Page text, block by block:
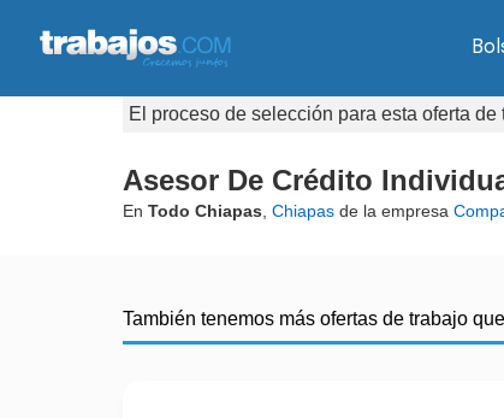
El proceso de selección para esta oferta
Asesor De Crédito
En Todo Chiapas Chiapas de la empresa
También tenemos más ofertas de trabajo